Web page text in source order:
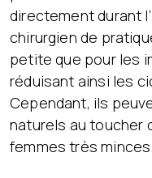
directement durant
chirurgien de
petite que pour les
réduisant ainsi les
Cependant, ils
naturels au toucher
femmes très minces.